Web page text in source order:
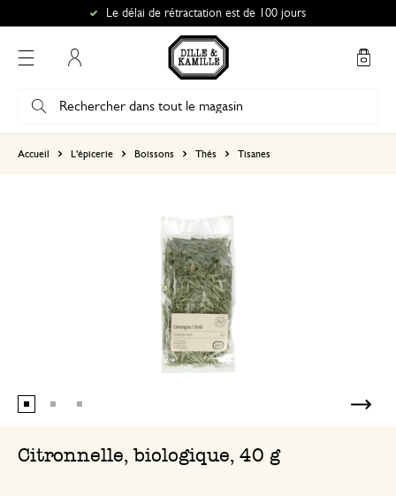
Le délai de rétractation est de 100 jours
Accueil L'épicerie Boissons Thés Tisanes
Citronnelle, biologique, 40 g